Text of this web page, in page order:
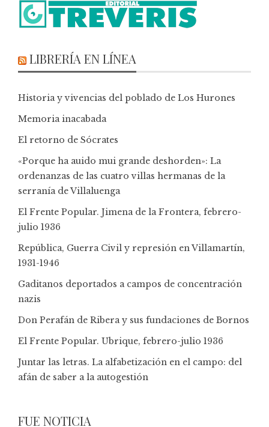
LIBRERÍA EN LÍNEA
Historia y vivencias del poblado de Los Hurones
Memoria inacabada
El retorno de Sócrates
«Porque ha auido mui grande deshorden»: La
ordenanzas de las cuatro villas hermanas de la
serranía de Villaluenga
El Frente Popular. Jimena de la Frontera, febrero-
julio 1936
República, Guerra Civil y represión en Villamartín,
1931-1946
Gaditanos deportados a campos de concentración
nazis
Don Perafán de Ribera y sus fundaciones de Bornos
El Frente Popular. Ubrique, febrero-julio 1936
Juntar las letras. La alfabetización en el campo: del
afán de saber a la autogestión
FUE NOTICIA